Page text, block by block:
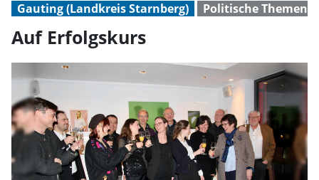
Gauting (Landkreis Starnberg) Politische Themen
Auf Erfolgskurs